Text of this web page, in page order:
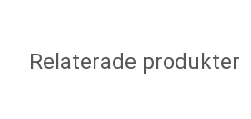
Relaterade produkter